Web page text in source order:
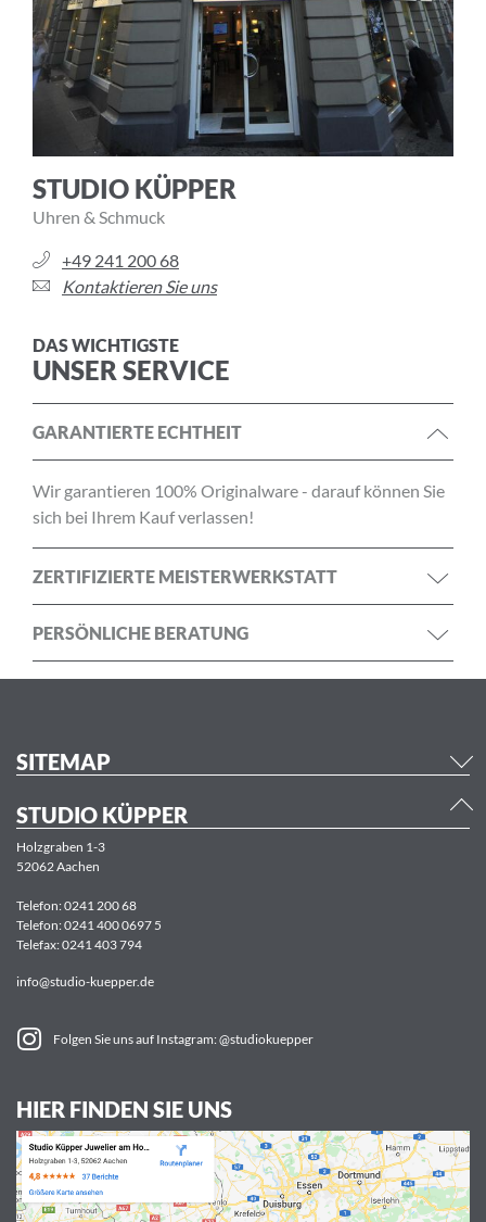
STUDIO KÜPPER
Uhren & Schmuck
+49 241 200 68
Kontaktieren Sie uns
DAS WICHTIGSTE
UNSER SERVICE
GARANTIERTE ECHTHEIT
Wir garantieren 100% Originalware - darauf können Sie
sich bei Ihrem Kauf verlassen!
ZERTIFIZIERTE MEISTERWERKSTATT
PERSÖNLICHE BERATUNG
SITEMAP
STUDIO KÜPPER
Holzgraben 1-3
52062 Aachen
Telefon:0241 200 68
Telefon:0241 400 0697 5
Telefax: 0241 403 794
info@studio-kuepper.de
Folgen Sie uns auf Instagram: @studiokuepper
HIER FINDEN SIE UNS